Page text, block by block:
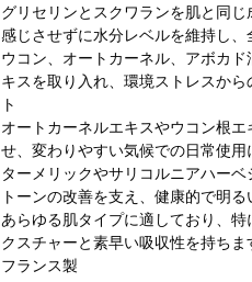
グリセリンとスクワランを肌と同
感じさせずに水分レベルを維持し
ウコン、オートカーネル、アボカ
キスを取り入れ、環境ストレスか
ト
オートカーネルエキスやウコン根
せ、変わりやすい気候での日常使
ターメリックやサリコルニアハー
トーンの改善を支え、健康的で明
あらゆる肌タイプに適しており、
クスチャーと素早い吸収性を持ちま
フランス製